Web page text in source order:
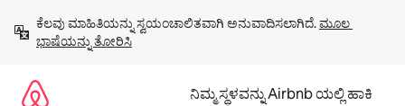
ಹೋಗಿ
ಕೆಲವು ಮಾಹಿತಿಯನ್ನು ಸ್ವಯಂಚಾಲಿತವಾಗಿ ಅನುವಾದಿಸಲಾಗಿದೆ. ಮೂಲ
ಭಾಷೆಯನ್ನು ತೋರಿಸಿ
ನಿಮ್ಮ ಸ್ಥಳವನ್ನು Airbnb ಯಲ್ಲಿ ಹಾಕಿ